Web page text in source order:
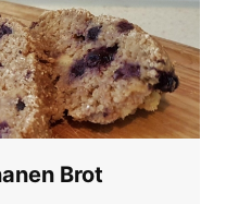
Brot